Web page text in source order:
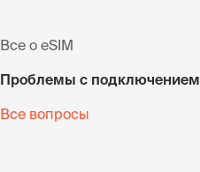
Все о eSIM
Проблемы с подключением
Все вопросы